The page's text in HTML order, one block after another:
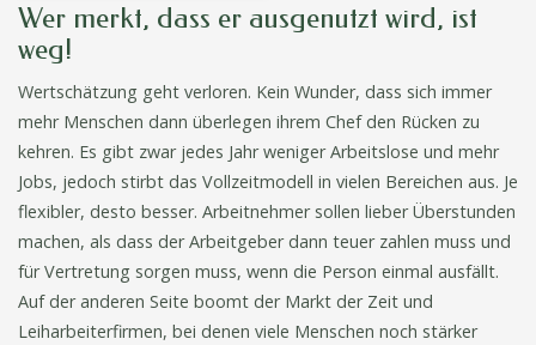
Wer merkt, dass er ausgenutzt wird, ist
weg!
Wertschätzung geht verloren. Kein Wunder, dass sich immer
mehr Menschen dann überlegen ihrem Chef den Rücken zu
kehren. Es gibt zwar jedes Jahr weniger Arbeitslose und mehr
Jobs, jedoch stirbt das Vollzeitmodell in vielen Bereichen aus. Je
flexibler, desto besser. Arbeitnehmer sollen lieber Überstunden
machen, als dass der Arbeitgeber dann teuer zahlen muss und
für Vertretung sorgen muss, wenn die Person einmal ausfällt.
Auf der anderen Seite boomt der Markt der Zeit und
Leiharbeiterfirmen, bei denen viele Menschen noch stärker